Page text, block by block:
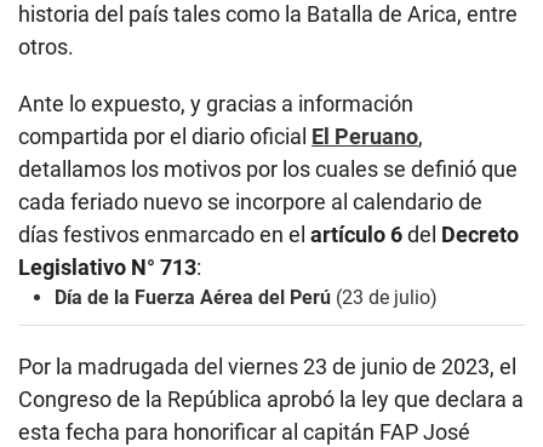
historia del país tales como la Batalla de Arica, entre
otros.
Ante lo expuesto, y gracias a información
compartida por el diario oficial El Peruano,
detallamos los motivos por los cuales se definió que
cada feriado nuevo se incorpore al calendario de
días festivos enmarcado en el artículo 6del Decreto
Legislativo N° 713:
Día de la Fuerza Aérea del Perú (23 de julio)
Por la madrugada del viernes 23 de junio de 2023, el
Congreso de la República aprobó la ley que declara a
esta fecha para honorificar al capitán FAP José